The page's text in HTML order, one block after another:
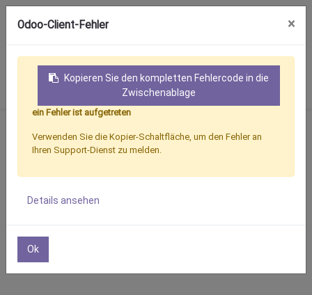
Produkte John Deere
Odoo-Client-Fehler ×
Kopieren Sie den kompletten Fehlercode in die
Zwischenablage
ein Fehler ist aufgetreten
Verwenden Sie die Kopier-Schaltfläche, um den Fehler an
Ihren Support-Dienst zu melden.
Details ansehen
Ok